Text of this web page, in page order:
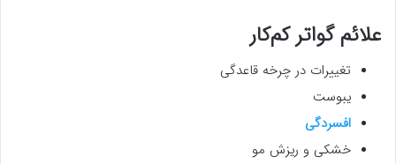
علائم گواتر کم‌کار
تغییرات در چرخه قاعدگی
یبوست
افسردگی
خشکی و ریزش مو